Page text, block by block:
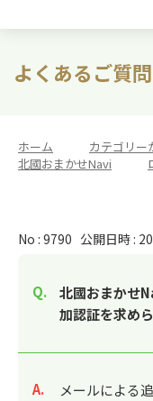
よくあるご質問
ホーム カテゴリー
北國おまかせNavi
No : 9790 公開日時 :
北國おまかせ
加認証を求め
回答
メールによる